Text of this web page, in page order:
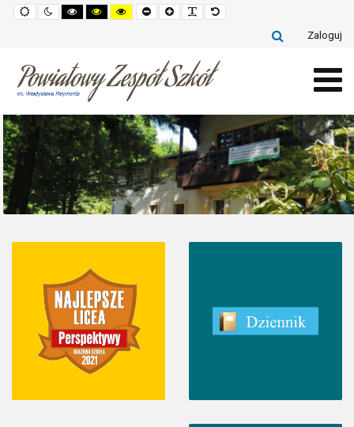
Default
mode
Night
mode
High
contrast
High
contrast
High
contrast
Set
smaller
Set
larger
Make
font
Set
default
Zaloguj